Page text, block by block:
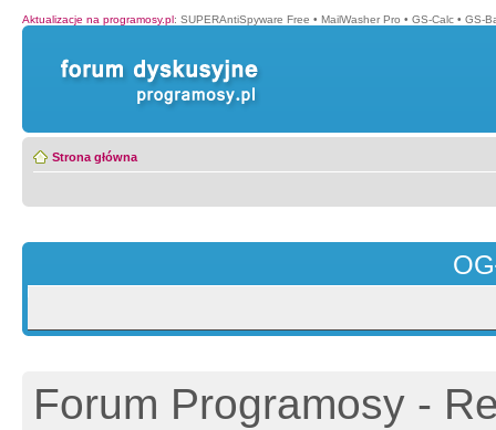
Aktualizacje na programosy.pl: SUPERAntiSpyware Free • MailWasher Pro • GS-Calc • GS-
Strona główna
Forum Programosy -